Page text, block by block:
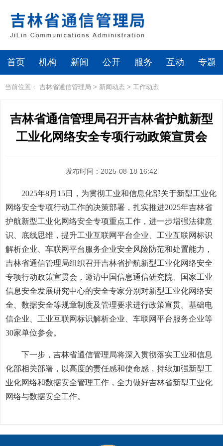
首页 机构 新闻 公开 服务 互动 专题
当前位置： 吉林省通信管理局 > 新闻动态 > 工作动态
吉林省通信管理局召开吉林省护航新型
工业化网络安全专项行动政策宣贯会
发布时间：2025-08-18 16:42
2025年8月15日，为贯彻工业和信息化部关于新型工业化
网络安全专项行动工作的决策部署，扎实推进2025年吉林省
护航新型工业化网络安全专项重点工作，进一步增强法律意
识、底线思维，提升工业互联网平台企业、工业互联网标识
解析企业、车联网平台服务企业安全风险防范和处置能力，
吉林省通信管理局组织召开吉林省护航新型工业化网络安全
专项行动政策宣贯会，邀请中国信息通信研究院、国家工业
信息安全发展研究中心的安全专家分别对新型工业化网络安
全、数据安全等规章制度及管理要求进行政策宣贯。基础电
信企业、工业互联网标识解析企业、车联网平台服务企业等
30家单位参会。
下一步，吉林省通信管理局将深入贯彻落实工业和信息
化部相关部署，以高度的责任感和使命感，持续加强新型工
业化网络和数据安全管理工作，全力做好吉林省新型工业化
网络与数据安全工作。